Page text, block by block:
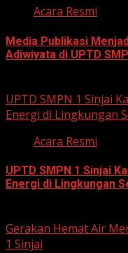
Acara Resmi
Media Publikasi
Adiwiyata di UPTD
UPTD SMPN 1 Sinjai
Energi di Lingkungan
Acara Resmi
UPTD SMPN 1 Sinjai
Energi di Lingkungan
Gerakan Hemat Air
1 Sinjai